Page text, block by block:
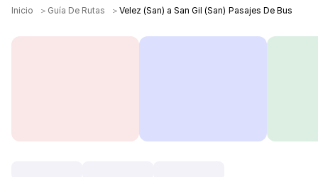
Inicio ＞ Guía De Rutas ＞Velez (San) a San Gil (San) Pasajes De Bus